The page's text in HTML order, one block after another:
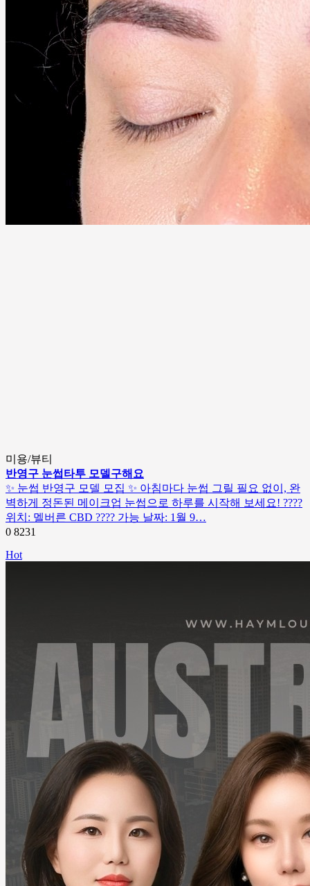
미용/뷰티
반영구 눈썹타투 모델구해요
✨ 눈썹 반영구 모델 모집 ✨ 아침마다 눈썹 그릴 필요 없이, 완
벽하게 정돈된 메이크업 눈썹으로 하루를 시작해 보세요! ????
위치: 멜버른 CBD ???? 가능 날짜: 1월 9…
0 8231
Hot